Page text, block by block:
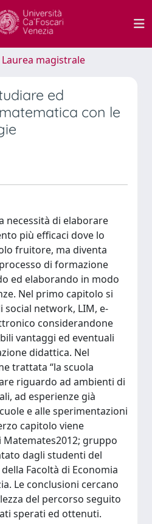
Laurea magistrale
ed
con le
necessità di elaborare
più efficaci dove lo
fruitore, ma diventa
di formazione
ed elaborando in modo
Nel primo capitolo si
social network, LIM, e-
considerandone
vantaggi ed eventuali
didattica. Nel
trattata “la scuola
riguardo ad ambienti di
ad esperienze già
e alle sperimentazioni
capitolo viene
gruppo
dagli studenti del
Facoltà di Economia
Le conclusioni cercano
del percorso seguito
sperati ed ottenuti.